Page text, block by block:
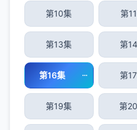
第10集 第
第13集 第
第16集 第
第19集 第